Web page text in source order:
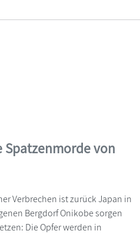
Spatzenmorde von
Verbrechen ist zurück Japan in
Bergdorf Onikobe sorgen
Die Opfer werden in